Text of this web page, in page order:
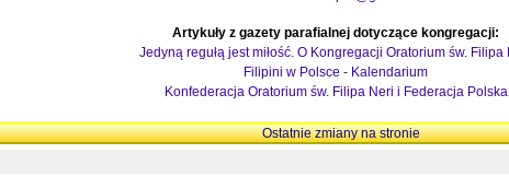
Artykuły z gazety parafialnej dotyczące kongregacji:
Jedyną regułą jest miłość. O Kongregacji Oratorium św. Filipa
Filipini w Polsce - Kalendarium
Konfederacja Oratorium św. Filipa Neri i Federacja Polska
Ostatnie zmiany na stronie